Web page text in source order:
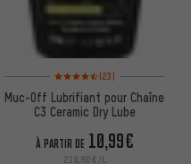
Note moyenne : 4,5 sur 5
(23)
Muc-Off Lubrifiant pour Chaîne
C3 Ceramic Dry Lube
À PARTIR DE 10,99€
219,80€/L